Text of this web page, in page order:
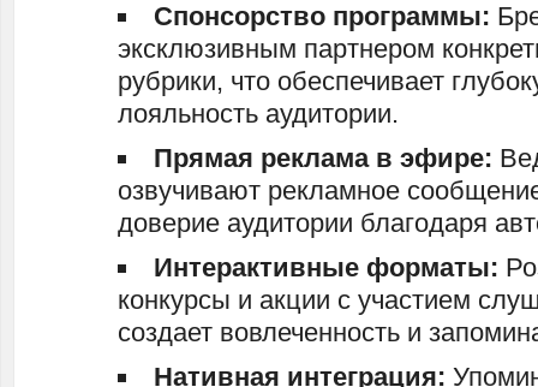
Спонсорство программы:
эксклюзивным партнером
рубрики, что обеспечивает
лояльность аудитории.
Прямая реклама в эфире:
озвучивают рекламное
доверие аудитории благодаря
Интерактивные форматы:
конкурсы и акции с участием
создает вовлеченность и
Нативная интеграция: